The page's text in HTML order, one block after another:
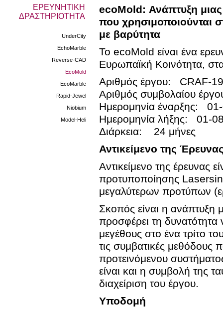
ΕΡΕΥΝΗΤΙΚΗ
ΔΡΑΣΤΗΡΙΟΤΗΤΑ
UnderCity
EchoMarble
Reverse-CAD
EcoMold
EcoMarble
Rapid-Jewel
Niobium
Model-Heli
ecoMold: Ανάπτυξη
που χρησιμοποιούνται
με βαρύτητα
Το ecoMold είναι ένα
Ευρωπαϊκή Κοινότητα,
Αριθμός έργου: CRAF-
Αριθμός συμβολαίου
Ημερομηνία έναρξης:
Ημερομηνία λήξης: 01-
Διάρκεια: 24 μήνες
Αντικείμενο της
Αντικείμενο της έρευνας
προτυποποίησης
μεγαλύτερων προτύπων
Σκοπός είναι η ανάπτυξη
προσφέρει τη δυνατότητα
μεγέθους στο ένα τρίτο
τις συμβατικές μεθόδους
προτεινόμενου
είναι και η συμβολή της
διαχείριση του έργου.
Υποδομή